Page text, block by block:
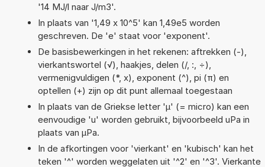
'14 MJ/l naar J/m3'.
In plaats van '1,49 x 10^5' kan 1,49e5 worden
geschreven. De 'e' staat voor 'exponent'.
De basisbewerkingen in het rekenen: aftrekken (-),
vierkantswortel (√), haakjes, delen (/, :, ÷),
vermenigvuldigen (*, x), exponent (^), pi (π) en
optellen (+) zijn op dit punt allemaal toegestaan
In plaats van de Griekse letter 'µ' (= micro) kan een
eenvoudige 'u' worden gebruikt, bijvoorbeeld uPa in
plaats van µPa.
In de afkortingen voor 'vierkant' en 'kubisch' kan het
teken '^' worden weggelaten uit '^2' en '^3'. Vierkante